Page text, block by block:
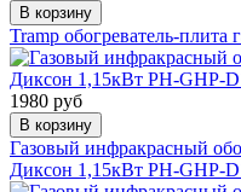
В корзину
Tramp обогреватель-плита
1980 руб
В корзину
Газовый инфракрасный
Диксон 1,15кВт PH-GHP-